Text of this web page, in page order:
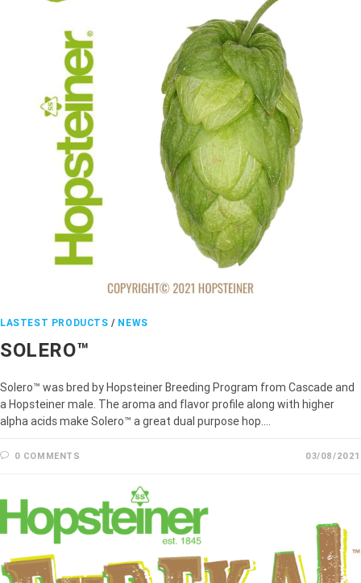
LASTEST PRODUCTS / NEWS
SOLERO™
Solero™ was bred by Hopsteiner Breeding Program from Cascade and
a Hopsteiner male. The aroma and flavor profile along with higher
alpha acids make Solero™ a great dual purpose hop.…
0 COMMENTS 03/08/2021